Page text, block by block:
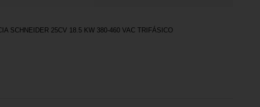
SCHNEIDER 25CV 18.5 KW 380-460 VAC TRIFÁSICO